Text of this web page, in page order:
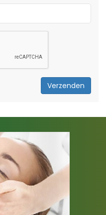
Verzenden